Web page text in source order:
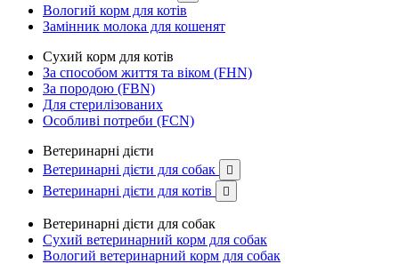
Вологий корм для котів
Замінник молока для кошенят
Сухий корм для котів
За способом життя та віком (FHN)
За породою (FBN)
Для стерилізованих
Особливі потреби (FCN)
Ветеринарні дієти
Ветеринарні дієти для собак

Ветеринарні дієти для котів 
Ветеринарні дієти для собак
Сухий ветеринарний корм для собак
Вологий ветеринарний корм для собак